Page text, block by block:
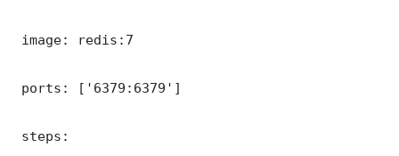
image: redis:7
ports: ['6379:6379']
steps: